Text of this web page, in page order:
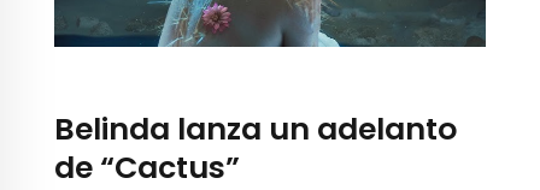
Belinda lanza un adelanto
de “Cactus”